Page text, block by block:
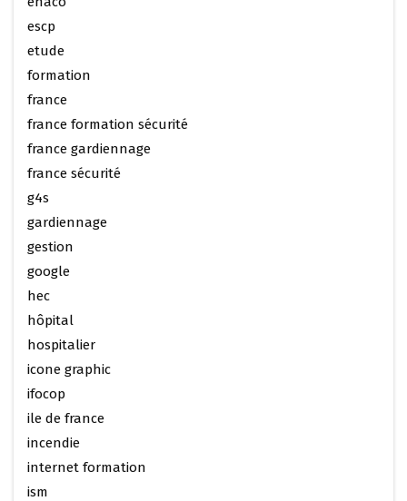
escp
etude
formation
france
france formation sécurité
france gardiennage
france sécurité
g4s
gardiennage
gestion
google
hec
hôpital
hospitalier
icone graphic
ifocop
ile de france
incendie
internet formation
ism